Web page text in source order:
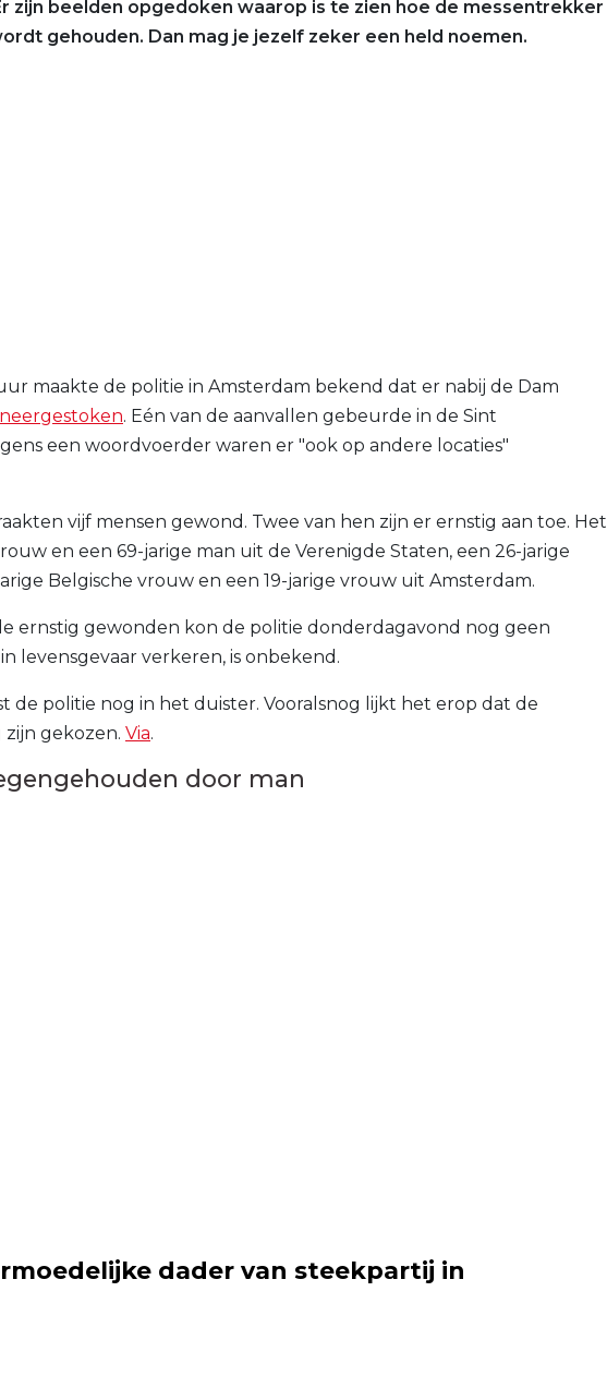
zijn beelden opgedoken waarop is te zien hoe de messentrekker
gehouden. Dan mag je jezelf zeker een held noemen.
maakte de politie in Amsterdam bekend dat er nabij de Dam
. Eén van de aanvallen gebeurde in de Sint
een woordvoerder waren er "ook op andere locaties"
vijf mensen gewond. Twee van hen zijn er ernstig aan toe. Het
en een 69-jarige man uit de Verenigde Staten, een 26-jarige
Belgische vrouw en een 19-jarige vrouw uit Amsterdam.
ernstig gewonden kon de politie donderdagavond nog geen
levensgevaar verkeren, is onbekend.
de politie nog in het duister. Vooralsnog lijkt het erop dat de
gekozen. Via.
door man
dader van steekpartij in